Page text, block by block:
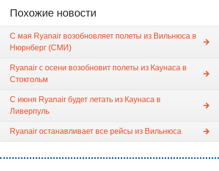
Похожие новости
С мая Ryanair возобновляет полеты из Вильнюса в
Нюрнберг (СМИ)
Ryanair с осени возобновит полеты из Каунаса в
Стокгольм
C июня Ryanair будет летать из Каунаса в
Ливерпуль
Ryanair останавливает все рейсы из Вильнюса